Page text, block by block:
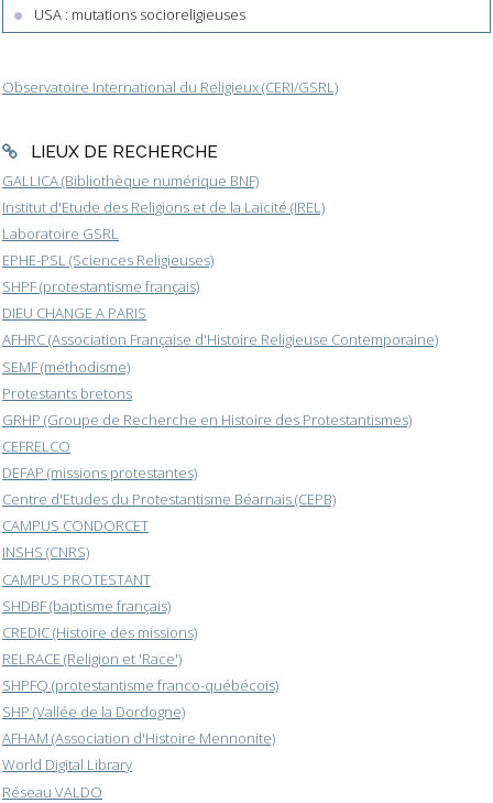
USA : mutations socioreligieuses
Observatoire International du Religieux (CERI/GSRL)
LIEUX DE RECHERCHE
GALLICA (Bibliothèque numérique BNF)
Institut d'Etude des Religions et de la Laïcité (IREL)
Laboratoire GSRL
EPHE-PSL (Sciences Religieuses)
SHPF (protestantisme français)
DIEU CHANGE A PARIS
AFHRC (Association Française d'Histoire Religieuse Contemporaine)
SEMF (méthodisme)
Protestants bretons
GRHP (Groupe de Recherche en Histoire des Protestantismes)
CEFRELCO
DEFAP (missions protestantes)
Centre d'Etudes du Protestantisme Béarnais (CEPB)
CAMPUS CONDORCET
INSHS (CNRS)
CAMPUS PROTESTANT
SHDBF (baptisme français)
CREDIC (Histoire des missions)
RELRACE (Religion et 'Race')
SHPFQ (protestantisme franco-québécois)
SHP (Vallée de la Dordogne)
AFHAM (Association d'Histoire Mennonite)
World Digital Library
Réseau VALDO